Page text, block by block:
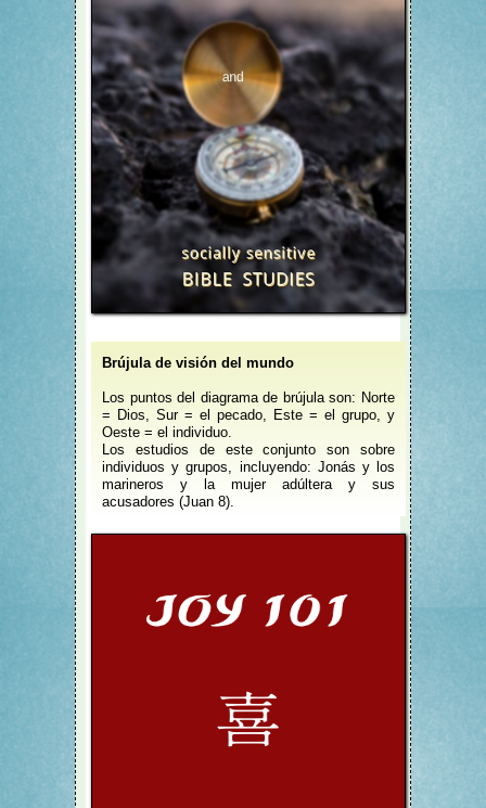
Brújula de visión del mundo
Los puntos del diagrama de brújula son: Norte
= Dios, Sur = el pecado, Este = el grupo, y
Oeste = el individuo.
Los estudios de este conjunto son sobre
individuos y grupos, incluyendo: Jonás y los
marineros y la mujer adúltera y sus
acusadores (Juan 8).